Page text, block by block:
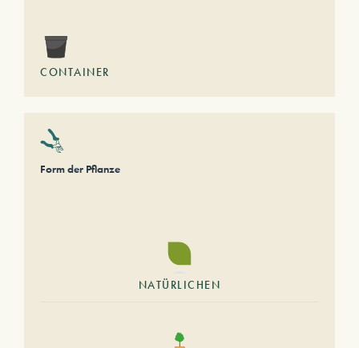
CONTAINER
Form der Pflanze
NATÜRLICHEN